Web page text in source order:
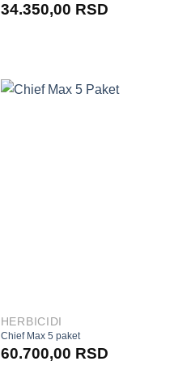
34.350,00 RSD
HERBICIDI
Chief Max 5 paket
60.700,00 RSD